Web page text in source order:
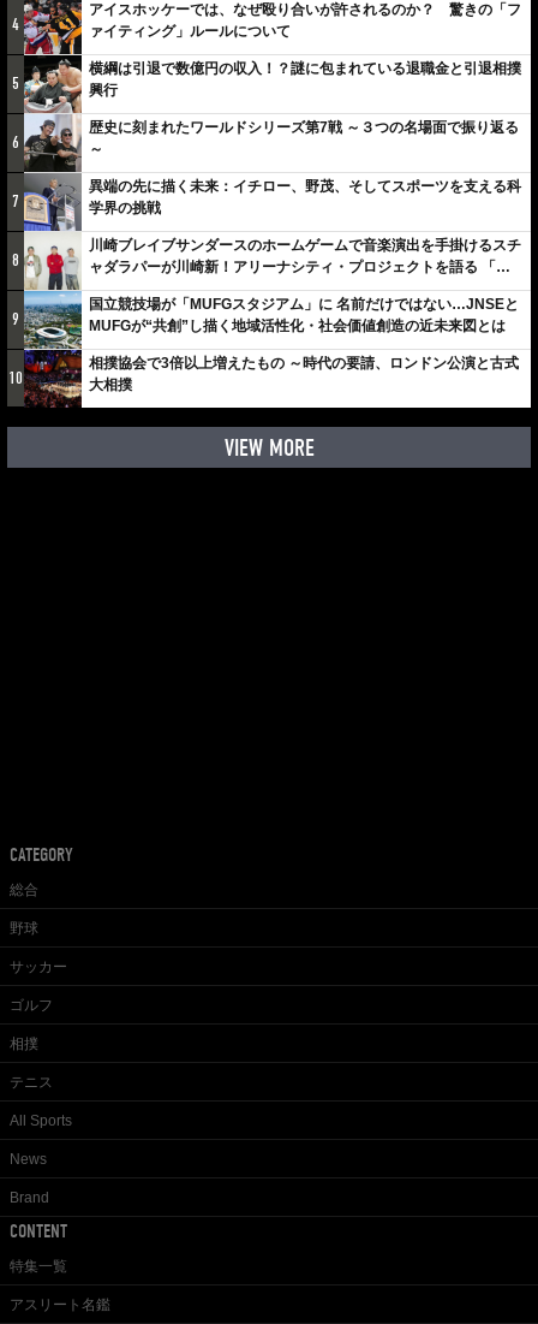
4
アイスホッケーでは、なぜ殴り合いが許されるのか？ 驚きの「フ
ァイティング」ルールについて
5
横綱は引退で数億円の収入！？謎に包まれている退職金と引退相撲
興行
6
歴史に刻まれたワールドシリーズ第7戦 ～３つの名場面で振り返る
～
7
異端の先に描く未来：イチロー、野茂、そしてスポーツを支える科
学界の挑戦
8
川崎ブレイブサンダースのホームゲームで音楽演出を手掛けるスチ
ャダラパーが川崎新！アリーナシティ・プロジェクトを語る 「楽
しみでしかないでしょ。川崎は、ずっと成長曲線だから」
9
国立競技場が「MUFGスタジアム」に 名前だけではない…JNSEと
MUFGが“共創”し描く地域活性化・社会価値創造の近未来図とは
10
相撲協会で3倍以上増えたもの ～時代の要請、ロンドン公演と古式
大相撲
VIEW MORE
CATEGORY
総合
野球
サッカー
ゴルフ
相撲
テニス
All Sports
News
Brand
CONTENT
特集一覧
アスリート名鑑